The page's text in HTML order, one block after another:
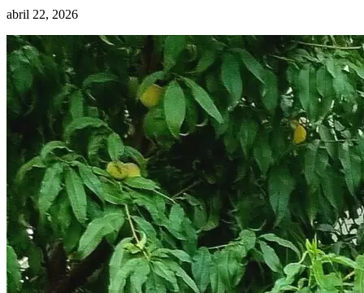
abril 22, 2026